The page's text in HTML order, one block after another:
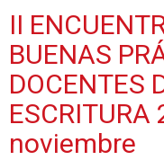
II
BUENAS
DOCENTES
noviembre